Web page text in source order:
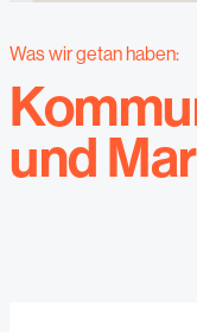
Was wir getan haben:
und